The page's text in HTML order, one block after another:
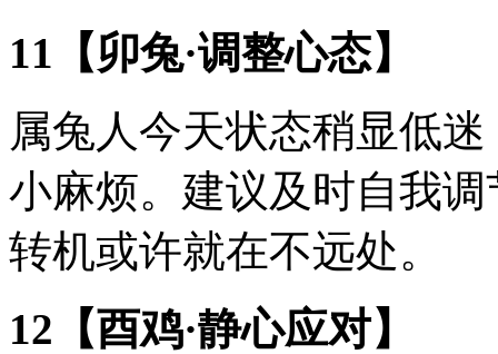
11【卯兔·调整心态】
属兔人今天状态稍显低
小麻烦。建议及时自我
转机或许就在不远处。
12【酉鸡·静心应对】